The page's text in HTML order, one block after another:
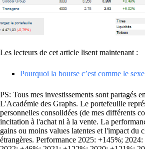
Les lecteurs de cet article lisent maintenant :
Pourquoi la bourse c’est comme le sexe
PS: Tous mes investissements sont partagés
L'Académie des Graphs. Le portefeuille
personnelles consolidées (de mes différents
incitation à l'achat ni à la vente. La
gains ou moins values latentes et l'impact du
étrangères. Performance 2025: +145%;